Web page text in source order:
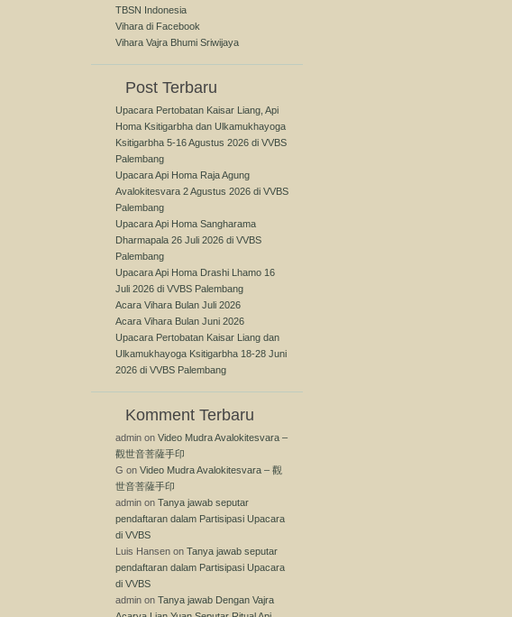
TBSN Indonesia
Vihara di Facebook
Vihara Vajra Bhumi Sriwijaya
Post Terbaru
Upacara Pertobatan Kaisar Liang, Api
Homa Ksitigarbha dan Ulkamukhayoga
Ksitigarbha 5-16 Agustus 2026 di VVBS
Palembang
Upacara Api Homa Raja Agung
Avalokitesvara 2 Agustus 2026 di VVBS
Palembang
Upacara Api Homa Sangharama
Dharmapala 26 Juli 2026 di VVBS
Palembang
Upacara Api Homa Drashi Lhamo 16
Juli 2026 di VVBS Palembang
Acara Vihara Bulan Juli 2026
Acara Vihara Bulan Juni 2026
Upacara Pertobatan Kaisar Liang dan
Ulkamukhayoga Ksitigarbha 18-28 Juni
2026 di VVBS Palembang
Komment Terbaru
admin on Video Mudra Avalokitesvara –
觀世音菩薩手印
G on Video Mudra Avalokitesvara – 觀
世音菩薩手印
admin on Tanya jawab seputar
pendaftaran dalam Partisipasi Upacara
di VVBS
Luis Hansen on Tanya jawab seputar
pendaftaran dalam Partisipasi Upacara
di VVBS
admin on Tanya jawab Dengan Vajra